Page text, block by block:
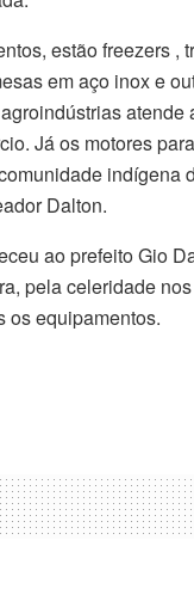
estão freezers ,
em aço inox e
atende
Já os motores
indígena
Dalton.
ao prefeito Gio
pela celeridade
os equipamentos.